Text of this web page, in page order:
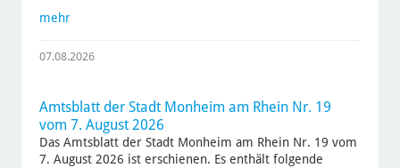
mehr
07.08.2026
Amtsblatt der Stadt Monheim am Rhein Nr. 19
vom 7. August 2026
Das Amtsblatt der Stadt Monheim am Rhein Nr. 19 vom
7. August 2026 ist erschienen. Es enthält folgende